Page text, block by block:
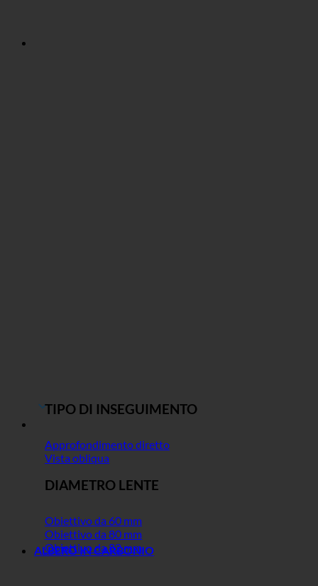
TIPO DI INSEGUIMENTO
Approfondimento diretto
Vista obliqua
DIAMETRO LENTE
Obiettivo da 60 mm
Obiettivo da 80 mm
Obiettivo da 82 mm
ALBERO IN CARBONIO